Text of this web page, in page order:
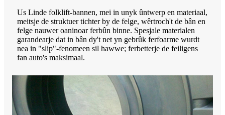
Us Linde folklift-bannen, mei in unyk ûntwerp en materiaal,
meitsje de struktuer tichter by de felge, wêrtroch't de bân en
felge nauwer oaninoar ferbûn binne. Spesjale materialen
garandearje dat in bân dy't net yn gebrûk ferfoarme wurdt
nea in "slip"-fenomeen sil hawwe; ferbetterje de feiligens
fan auto's maksimaal.